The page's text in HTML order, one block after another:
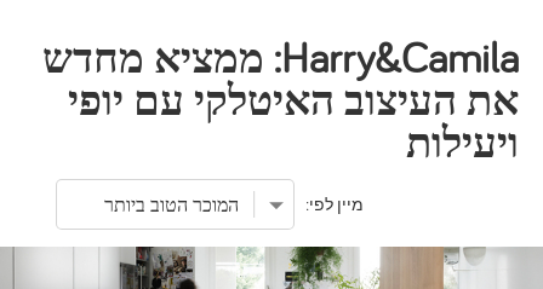
Harry&Camila: ממציא מחדש
את העיצוב האיטלקי עם יופי
ויעילות
מיין לפי: